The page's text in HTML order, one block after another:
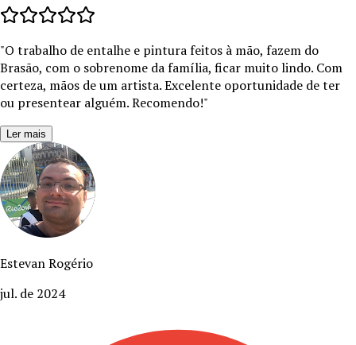
"O trabalho de entalhe e pintura feitos à mão, fazem do
Brasão, com o sobrenome da família, ficar muito lindo. Com
certeza, mãos de um artista. Excelente oportunidade de ter
ou presentear alguém. Recomendo!"
Ler mais
Estevan Rogério
jul. de 2024